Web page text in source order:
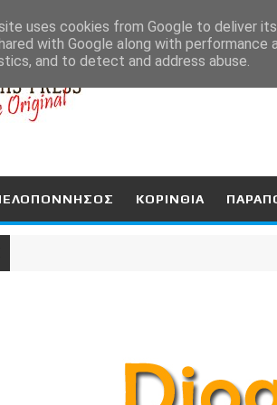
ΚΟΡΙΝΘΙΑ
uses cookies from Google to deliver
with Google along with
and to detect and address abuse.